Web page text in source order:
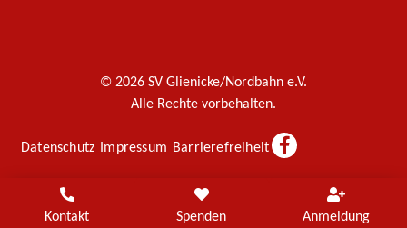
© 2026 SV Glienicke/Nordbahn e.V.
Alle Rechte vorbehalten.
Datenschutz Impressum Barrierefreiheit
Kontakt Spenden Anmeldung